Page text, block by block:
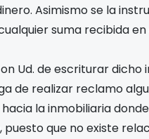
Asimismo se la
suma recibida
Ud. de escriturar dicho
de realizar reclamo
la inmobiliaria donde
que no existe